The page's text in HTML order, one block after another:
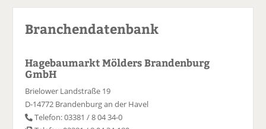
c
Branchendatenbank
Hagebaumarkt Mölders Brandenburg
GmbH
Brielower Landstraße 19
D-14772 Brandenburg an der Havel
Telefon: 03381 / 8 04 34-0